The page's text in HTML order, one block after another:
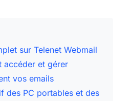
sur Telenet Webmail
accéder et gérer
vos emails
des PC portables et des